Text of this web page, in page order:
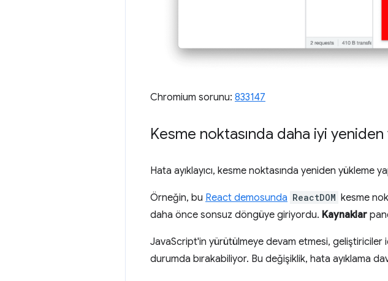
Chromium sorunu: 833147
Kesme noktasında daha iyi
Hata ayıklayıcı, kesme noktasında yeniden yükleme
Örneğin, bu React demosunda ReactDOM kesme
daha önce sonsuz döngüye giriyordu. Kaynaklar
JavaScript'in yürütülmeye devam etmesi,
durumda bırakabiliyor. Bu değişiklik, hata ayıklama